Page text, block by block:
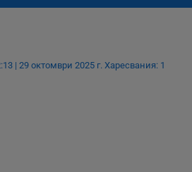
| 29 октомври 2025 г. Харесвания: 1